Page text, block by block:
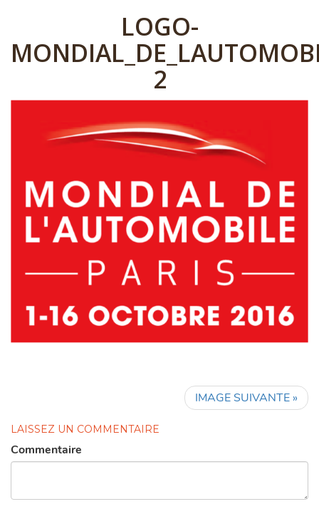
LOGO-
2
IMAGE SUIVANTE »
LAISSEZ UN COMMENTAIRE
Commentaire